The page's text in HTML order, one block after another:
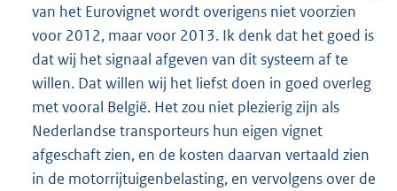
van het Eurovignet wordt overigens niet voorzien
voor 2012, maar voor 2013. Ik denk dat het goed is
dat wij het signaal afgeven van dit systeem af te
willen. Dat willen wij het liefst doen in goed overleg
met vooral België. Het zou niet plezierig zijn als
Nederlandse transporteurs hun eigen vignet
afgeschaft zien, en de kosten daarvan vertaald zien
in de motorrijtuigenbelasting, en vervolgens over de